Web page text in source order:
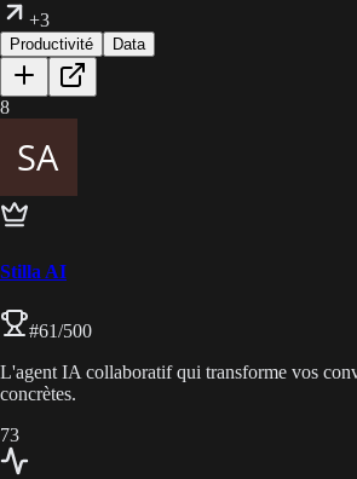
+3
Productivité Data
8
Stilla AI
#61/500
L'agent IA collaboratif qui transforme vos
concrètes.
73